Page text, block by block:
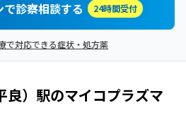
診察相談する 24時間受付
で対応できる症状・処方薬
良）駅のマイコプラズマ